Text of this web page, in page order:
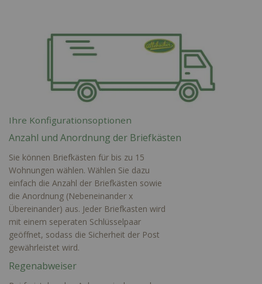
Ihre Konfigurationsoptionen
Anzahl und Anordnung der Briefkästen
Sie können Briefkästen für bis zu 15
Wohnungen wählen. Wählen Sie dazu
einfach die Anzahl der Briefkästen sowie
die Anordnung (Nebeneinander x
Übereinander) aus. Jeder Briefkasten wird
mit einem seperaten Schlüsselpaar
geöffnet, sodass die Sicherheit der Post
gewährleistet wird.
Regenabweiser